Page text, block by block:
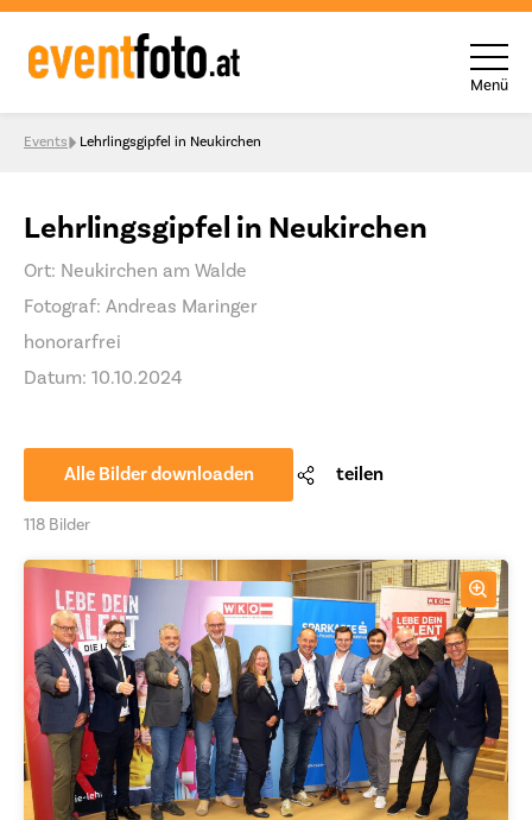
Skip to content
Menü
Events Lehrlingsgipfel in Neukirchen
Lehrlingsgipfel in Neukirchen
Ort: Neukirchen am Walde
Fotograf: Andreas Maringer
honorarfrei
Datum: 10.10.2024
Alle Bilder downloaden teilen
118 Bilder